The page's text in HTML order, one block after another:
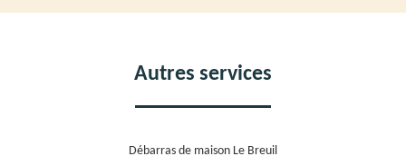
Autres services
Débarras de maison Le Breuil